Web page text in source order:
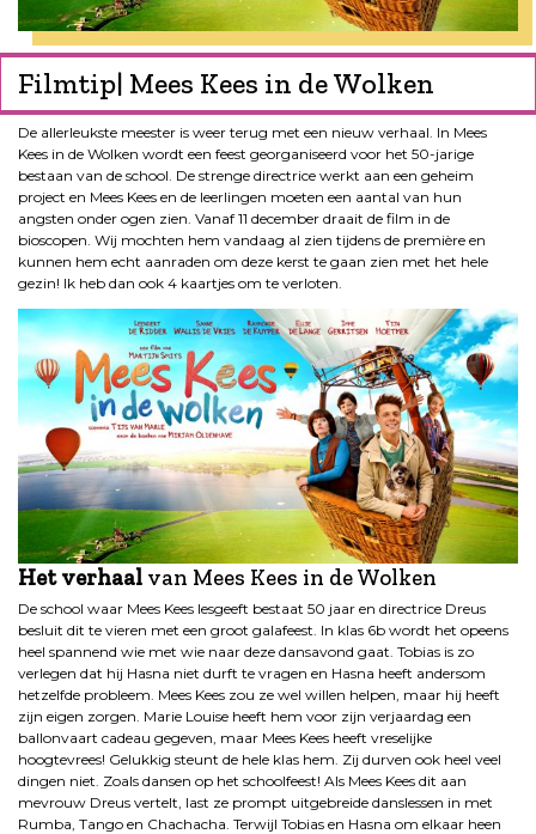
Filmtip| Mees Kees in de Wolken
De allerleukste meester is weer terug met een nieuw verhaal. In Mees
Kees in de Wolken wordt een feest georganiseerd voor het 50-jarige
bestaan van de school. De strenge directrice werkt aan een geheim
project en Mees Kees en de leerlingen moeten een aantal van hun
angsten onder ogen zien. Vanaf 11 december draait de film in de
bioscopen. Wij mochten hem vandaag al zien tijdens de première en
kunnen hem echt aanraden om deze kerst te gaan zien met het hele
gezin! Ik heb dan ook 4 kaartjes om te verloten.
Het verhaal van Mees Kees in de Wolken
De school waar Mees Kees lesgeeft bestaat 50 jaar en directrice Dreus
besluit dit te vieren met een groot galafeest. In klas 6b wordt het opeens
heel spannend wie met wie naar deze dansavond gaat. Tobias is zo
verlegen dat hij Hasna niet durft te vragen en Hasna heeft andersom
hetzelfde probleem. Mees Kees zou ze wel willen helpen, maar hij heeft
zijn eigen zorgen. Marie Louise heeft hem voor zijn verjaardag een
ballonvaart cadeau gegeven, maar Mees Kees heeft vreselijke
hoogtevrees! Gelukkig steunt de hele klas hem. Zij durven ook heel veel
dingen niet. Zoals dansen op het schoolfeest! Als Mees Kees dit aan
mevrouw Dreus vertelt, last ze prompt uitgebreide danslessen in met
Rumba, Tango en Chachacha. Terwijl Tobias en Hasna om elkaar heen